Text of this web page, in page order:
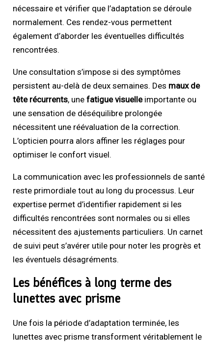
nécessaire et vérifier que l’adaptation se déroule
normalement. Ces rendez-vous permettent
également d’aborder les éventuelles difficultés
rencontrées.
Une consultation s’impose si des symptômes
persistent au-delà de deux semaines. Des maux de
tête récurrents, une fatigue visuelleimportante ou
une sensation de déséquilibre prolongée
nécessitent une réévaluation de la correction.
L’opticien pourra alors affiner les réglages pour
optimiser le confort visuel.
La communication avec les professionnels de santé
reste primordiale tout au long du processus. Leur
expertise permet d’identifier rapidement si les
difficultés rencontrées sont normales ou si elles
nécessitent des ajustements particuliers. Un carnet
de suivi peut s’avérer utile pour noter les progrès et
les éventuels désagréments.
Les bénéfices à long terme des
lunettes avec prisme
Une fois la période d’adaptation terminée, les
lunettes avec prisme transforment véritablement le